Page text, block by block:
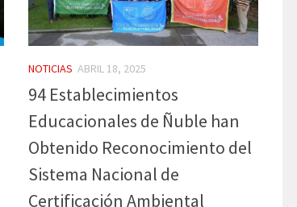
NOTICIAS ABRIL 18, 2025
94 Establecimientos
Educacionales de Ñuble han
Obtenido Reconocimiento del
Sistema Nacional de
Certificación Ambiental